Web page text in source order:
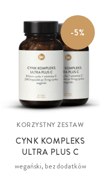
sygnałów między
B5 przyczynia się do sprawnej
steroidowych.
-5%
KORZYSTNY ZESTAW
CYNK KOMPLEKS
ULTRA PLUS C
wegański, bez dodatków